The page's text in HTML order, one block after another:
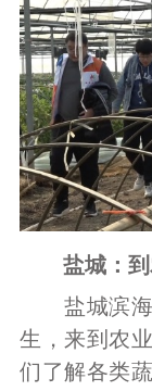
盐城：
盐城滨海
生，来到农
们了解各类